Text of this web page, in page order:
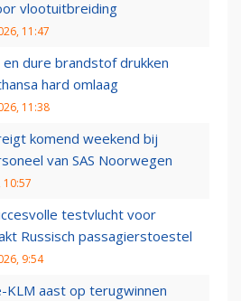
vlootuitbreiding
11:47
en dure brandstof drukken
hard omlaag
11:38
komend weekend bij
van SAS Noorwegen
10:57
testvlucht voor
Russisch passagierstoestel
9:54
KLM aast op terugwinnen